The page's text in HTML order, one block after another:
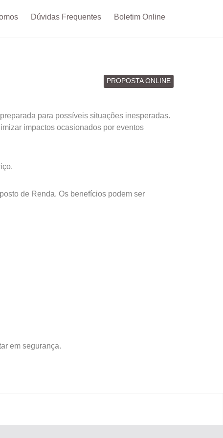
Dúvidas Frequentes Boletim Online
PROPOSTA ONLINE
para possíveis situações inesperadas.
impactos ocasionados por eventos
de Renda. Os benefícios podem ser
em segurança.